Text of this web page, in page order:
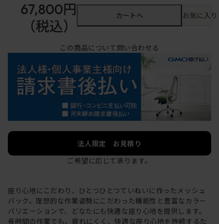
67,800円
（税込）
カートへ お気に入
この商品について問い合わせる
法人限定 お見積り
ご希望に応じて承ります。
座り心地にこだわり、ひとつひとつていねいに作ったメッシュ
バック。理想的な作業姿勢にこだわった機能性と豊富なカラー
バリエーションで、どなたにも快適な座り心地を提供します。
長時間の作業でも、疲れにくく、快適な座り心地を持続するた